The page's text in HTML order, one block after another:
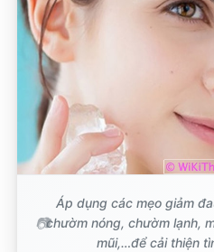
Áp dụng các mẹo giảm
chườm nóng, chườm lạnh,
mũi,…để cải thiện